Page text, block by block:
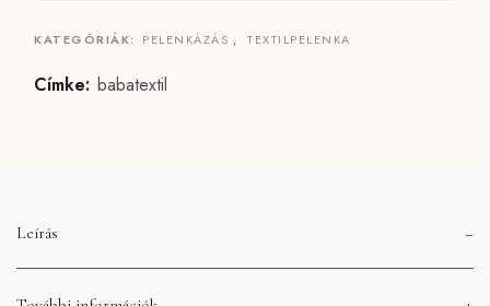
KATEGÓRIÁK: PELENKÁZÁS , TEXTILPELENKA
Címke: babatextil
Leírás